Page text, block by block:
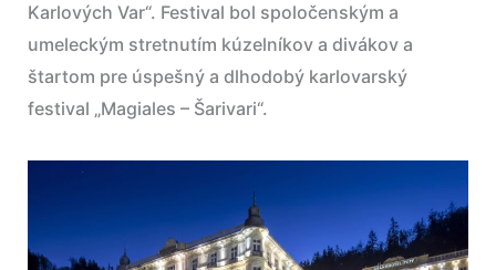
Karlových Var“. Festival bol spoločenským a
umeleckým stretnutím kúzelníkov a divákov a
štartom pre úspešný a dlhodobý karlovarský
festival „Magiales – Šarivari“.